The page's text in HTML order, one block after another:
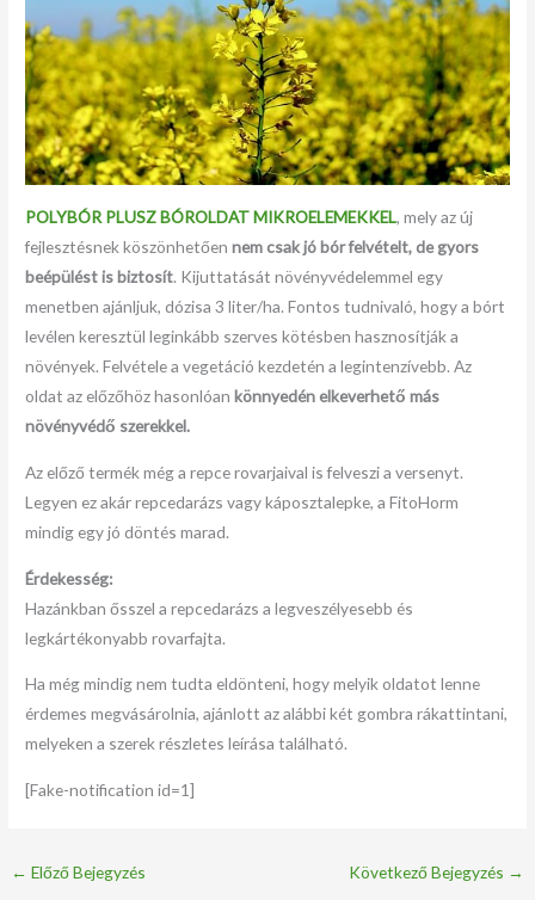
POLYBÓR PLUSZ BÓROLDAT MIKROELEMEKKEL, mely az új
fejlesztésnek köszönhetőennem csak jó bór felvételt, de gyors
beépülést is biztosít. Kijuttatását növényvédelemmel egy
menetben ajánljuk, dózisa 3 liter/ha. Fontos tudnivaló, hogy a bórt
levélen keresztül leginkább szerves kötésben hasznosítják a
növények. Felvétele a vegetáció kezdetén a legintenzívebb. Az
oldat az előzőhöz hasonlóankönnyedén elkeverhető más
növényvédő szerekkel.
Az előző termék még a repce rovarjaival is felveszi a versenyt.
Legyen ez akár repcedarázs vagy káposztalepke, a FitoHorm
mindig egy jó döntés marad.
Érdekesség:
Hazánkban ősszel a repcedarázs a legveszélyesebb és
legkártékonyabb rovarfajta.
Ha még mindig nem tudta eldönteni, hogy melyik oldatot lenne
érdemes megvásárolnia, ajánlott az alábbi két gombra rákattintani,
melyeken a szerek részletes leírása található.
[Fake-notification id=1]
← Előző Bejegyzés Következő Bejegyzés →